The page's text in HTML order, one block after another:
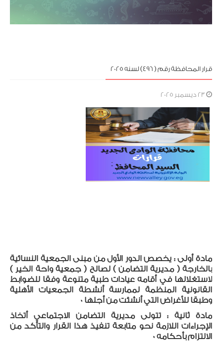
قرار المحافظة رقم ( 496) لسنه 2025
مادة أولى: يخصص الدور الأول من مبنى الجمعية النسائية
بالخارجة ( مديرية التضامن ) لصالح ( جمعية واحة الخير )
لاستغلالها في أقامه عيادات طبية متنوعة وفقا للضوابط
القانونية المنظمة لممارسة أنشطة الجمعيات الأهلية
وطبقا للأغراض التي أنشئت من أجلها 0
مادة ثانية :
تتولى مديرية التضامن الاجتماعي أتخاذ
الإجراءات اللازمة نحو متابعة تنفيذ هذا القرار والتأكد من
الالتزام بأحكامه 0